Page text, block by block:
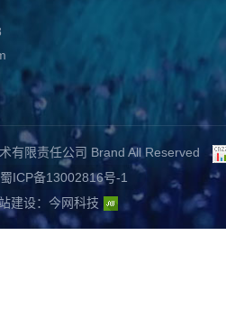
有限责任公司 Brand All Reserved
ICP备13002816号-1
建设： 今网科技